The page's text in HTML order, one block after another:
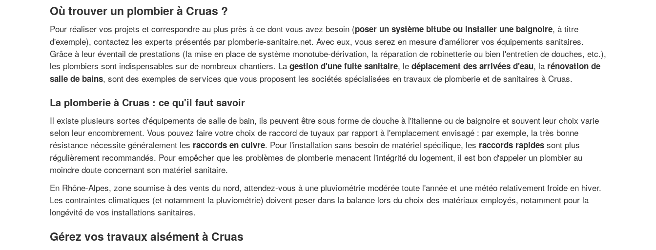
Où trouver un plombier à Cruas ?
Pour réaliser vos projets et correspondre au plus près à ce dont vous avez besoin (poser un système bitube ou installer une baignoire, à titre
d'exemple), contactez les experts présentés par plomberie-sanitaire.net. Avec eux, vous serez en mesure d'améliorer vos équipements sanitaires.
Grâce à leur éventail de prestations (la mise en place de système monotube-dérivation, la réparation de robinetterie ou bien l'entretien de douches, etc.),
les plombiers sont indispensables sur de nombreux chantiers. La gestion d'une fuite sanitaire, le déplacement des arrivées d'eau, la rénovation de
salle de bains, sont des exemples de services que vous proposent les sociétés spécialisées en travaux de plomberie et de sanitaires à Cruas.
La plomberie à Cruas : ce qu'il faut savoir
Il existe plusieurs sortes d'équipements de salle de bain, ils peuvent être sous forme de douche à l'italienne ou de baignoire et souvent leur choix varie
selon leur encombrement. Vous pouvez faire votre choix de raccord de tuyaux par rapport à l'emplacement envisagé : par exemple, la très bonne
résistance nécessite généralement les raccords en cuivre. Pour l'installation sans besoin de matériel spécifique, les raccords rapides sont plus
régulièrement recommandés. Pour empêcher que les problèmes de plomberie menacent l'intégrité du logement, il est bon d'appeler un plombier au
moindre doute concernant son matériel sanitaire.
En Rhône-Alpes, zone soumise à des vents du nord, attendez-vous à une pluviométrie modérée toute l'année et une météo relativement froide en hiver.
Les contraintes climatiques (et notamment la pluviométrie) doivent peser dans la balance lors du choix des matériaux employés, notamment pour la
longévité de vos installations sanitaires.
Gérez vos travaux aisément à Cruas